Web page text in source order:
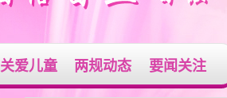
关爱儿童 两规动态 要闻关注